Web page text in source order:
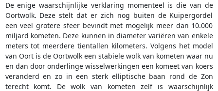
De enige waarschijnlijke verklaring momenteel is die van de
Oortwolk. Deze stelt dat er zich nog buiten de Kuipergordel
een veel grotere sfeer bevindt met mogelijk meer dan 10.000
miljard kometen. Deze kunnen in diameter variëren van enkele
meters tot meerdere tientallen kilometers. Volgens het model
van Oort is de Oortwolk een stabiele wolk van kometen waar nu
en dan door onderlinge wisselwerkingen een komeet van koers
veranderd en zo in een sterk elliptische baan rond de Zon
terecht komt. De wolk van kometen zelf is waarschijnlijk